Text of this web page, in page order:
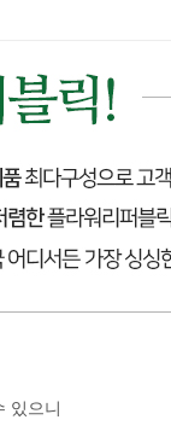
있으니